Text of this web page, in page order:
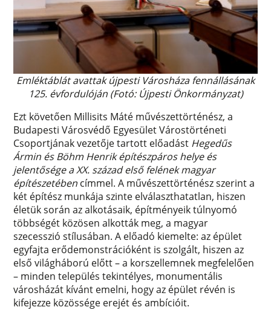
Emléktáblát avattak újpesti Városháza fennállásának
125. évfordulóján (Fotó: Újpesti Önkormányzat)
Ezt követően Millisits Máté művészettörténész, a
Budapesti Városvédő Egyesület Várostörténeti
Csoportjának vezetője tartott előadást Hegedűs
Ármin és Böhm Henrik építészpáros helye és
jelentősége a XX. század első felének magyar
építészetében címmel. A művészettörténész szerint a
két építész munkája szinte elválaszthatatlan, hiszen
életük során az alkotásaik, építményeik túlnyomó
többségét közösen alkották meg, a magyar
szecesszió stílusában. A előadó kiemelte: az épület
egyfajta erődemonstrációként is szolgált, hiszen az
első világháború előtt – a korszellemnek megfelelően
– minden település tekintélyes, monumentális
városházát kívánt emelni, hogy az épület révén is
kifejezze közössége erejét és ambícióit.